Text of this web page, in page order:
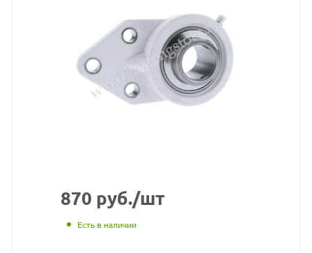
узел
CRAFT
BEARINGS
взят
https://
по
ссылке
870 руб./шт
Есть в наличии